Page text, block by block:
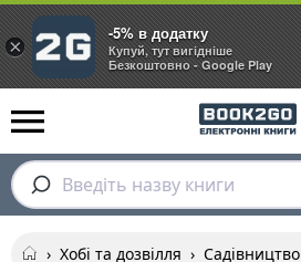
Введіть назву книги
› Хобі та дозвілля › Садівництво
×
-5% в додатку
Купуй, тут вигідніше
Безкоштовно - Google Play